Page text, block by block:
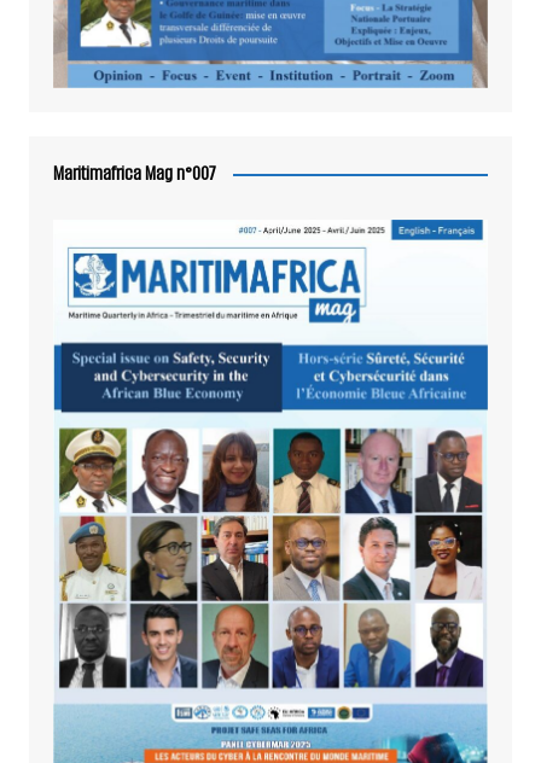
Maritimafrica Mag n°007